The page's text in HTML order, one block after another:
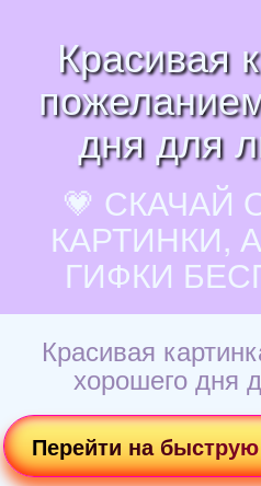
Красивая
дня для
💗 СКАЧАЙ
КАРТИНКИ,
ГИФКИ
Красивая
хорошего дня
Перейти на